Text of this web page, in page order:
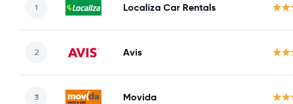
Localiza Car Rentals
Avis
Movida